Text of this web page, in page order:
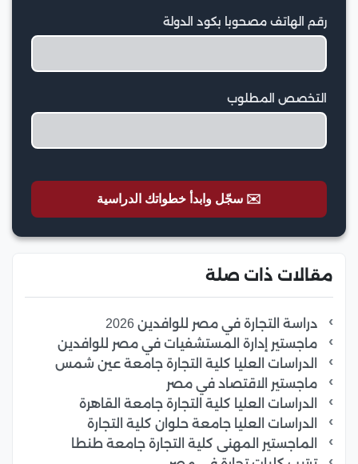
رقم الهاتف مصحوبا بكود الدولة
التخصص المطلوب
✉️ سجّل وابدأ خطواتك الدراسية
مقالات ذات صلة
دراسة التجارة في مصر للوافدين 2026
ماجستير إدارة المستشفيات في مصر للوافدين
الدراسات العليا كلية التجارة جامعة عين شمس
ماجستير الاقتصاد في مصر
الدراسات العليا كلية التجارة جامعة القاهرة
الدراسات العليا جامعة حلوان كلية التجارة
الماجستير المهنى كلية التجارة جامعة طنطا